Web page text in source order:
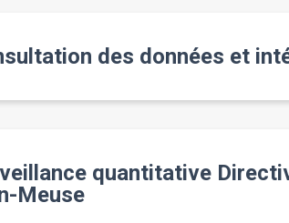
des données et
quantitative
Meuse